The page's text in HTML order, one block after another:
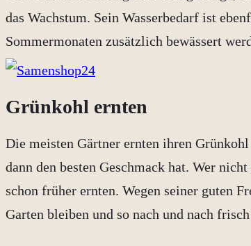
das Wachstum. Sein Wasserbedarf ist
Sommermonaten zusätzlich bewässert
Grünkohl ernten
Die meisten Gärtner ernten ihren
dann den besten Geschmack hat. Wer
schon früher ernten. Wegen seiner guten
Garten bleiben und so nach und nach